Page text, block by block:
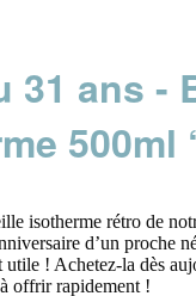
31 ans -
500ml
isotherme rétro de
d’un proche
utile ! Achetez-la dès
offrir rapidement !